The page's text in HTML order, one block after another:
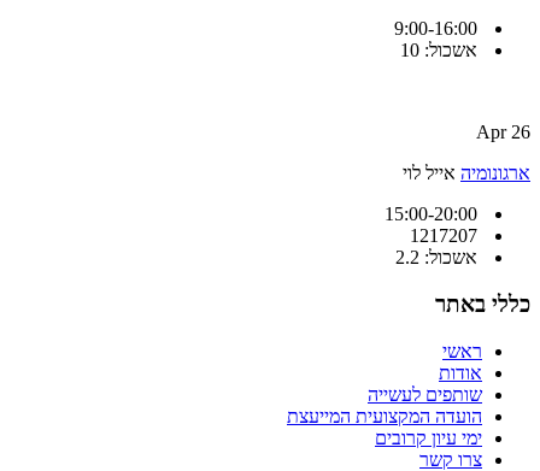
אשכול: 10
26 Apr
ארגונומיה אייל לוי
אשכול: 2.2
כללי באתר
ראשי
אודות
שותפים לעשייה
הועדה המקצועית המייעצת
ימי עיון קרובים
צרו קשר